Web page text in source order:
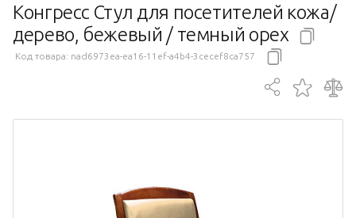
Конгресс Стул для посетителей кожа/
дерево, бежевый / темный орех
Код товара: nad6973ea-ea16-11ef-a4b4-3cecef8ca757